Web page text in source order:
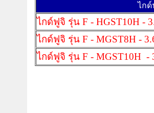
ไก
ไกด์ฟูจิ รุ่น F - HGST10H -
ไกด์ฟูจิ รุ่น F - MGST8H -
ไกด์ฟูจิ รุ่น F - MGST10H -